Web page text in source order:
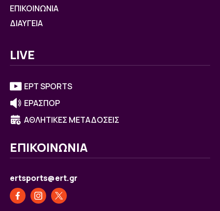
ΕΠΙΚΟΙΝΩΝΙΑ
ΔΙΑΥΓΕΙΑ
LIVE
ΕΡΤ SPORTS
ΕΡΑΣΠΟΡ
ΑΘΛΗΤΙΚΕΣ ΜΕΤΑΔΟΣΕΙΣ
ΕΠΙΚΟΙΝΩΝΙΑ
ertsports@ert.gr